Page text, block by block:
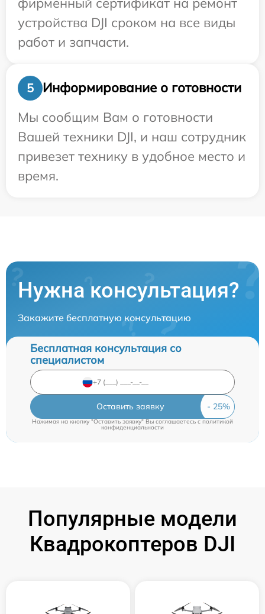
устройства DJI сроком на все виды
работ и запчасти.
5
Информирование о готовности
Мы сообщим Вам о готовности
Вашей техники DJI, и наш сотрудник
привезет технику в удобное место и
время.
Нужна консультация?
Закажите бесплатную консультацию
Бесплатная консультация со
специалистом
Оставить заявку
Нажимая на кнопку "Оставить заявку" Вы соглашаетесь cполитикой
конфиденциальности
Популярные модели
Квадрокоптеров DJI